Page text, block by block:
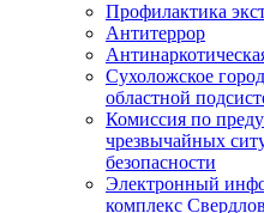
Профилактика
Антитеррор
Сухоложское
областной
Комиссия по
чрезвычайных
безопасности
Электронный
комплекс